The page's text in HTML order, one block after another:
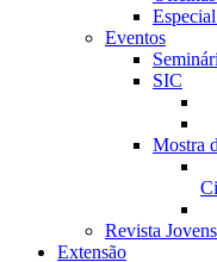
Eventos
SIC
Mostra
Revista
Extensão